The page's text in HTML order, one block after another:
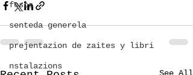
festa
senteda generela
prejentazion de zaites y libri
nstalazions